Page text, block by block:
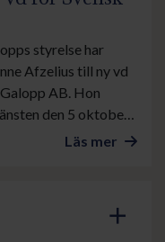
styrelse har
Afzelius till ny vd
AB. Hon
den 5 oktober
Björn Nilsson,
Läs mer
add